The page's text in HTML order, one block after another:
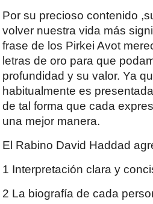
Por su precioso contenido
volver nuestra vida más
frase de los Pirkei Avot
letras de oro para que
profundidad y su valor. Ya
habitualmente es
de tal forma que cada
una mejor manera.
El Rabino David Haddad
1 Interpretación clara y
2 La biografía de cada